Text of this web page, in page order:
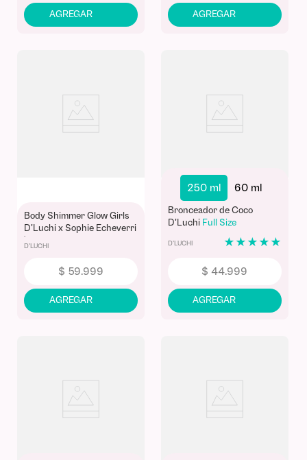
Body Shimmer Glow Girls
D'Luchi x Sophie Echeverri
Ácido Hialurónico
D'LUCHI
$ 59.999
250 ml 60 ml
Bronceador de Coco
D'Luchi Full Size
D'LUCHI ★ ★ ★ ★ ★
$ 44.999